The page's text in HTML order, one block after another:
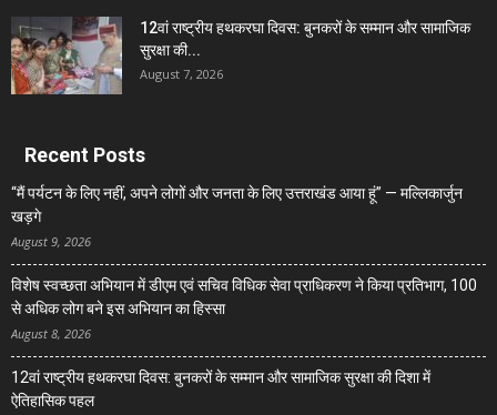
12वां राष्ट्रीय हथकरघा दिवस: बुनकरों के सम्मान और सामाजिक
सुरक्षा की...
August 7, 2026
Recent Posts
“मैं पर्यटन के लिए नहीं, अपने लोगों और जनता के लिए उत्तराखंड आया हूं” — मल्लिकार्जुन
खड़गे
August 9, 2026
विशेष स्वच्छता अभियान में डीएम एवं सचिव विधिक सेवा प्राधिकरण ने किया प्रतिभाग, 100
से अधिक लोग बने इस अभियान का हिस्सा
August 8, 2026
12वां राष्ट्रीय हथकरघा दिवस: बुनकरों के सम्मान और सामाजिक सुरक्षा की दिशा में
ऐतिहासिक पहल